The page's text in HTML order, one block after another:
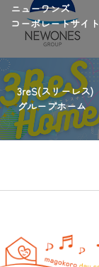
ニューワンズ
コーポレートサイト
3reS(スリーレス)
グループホーム